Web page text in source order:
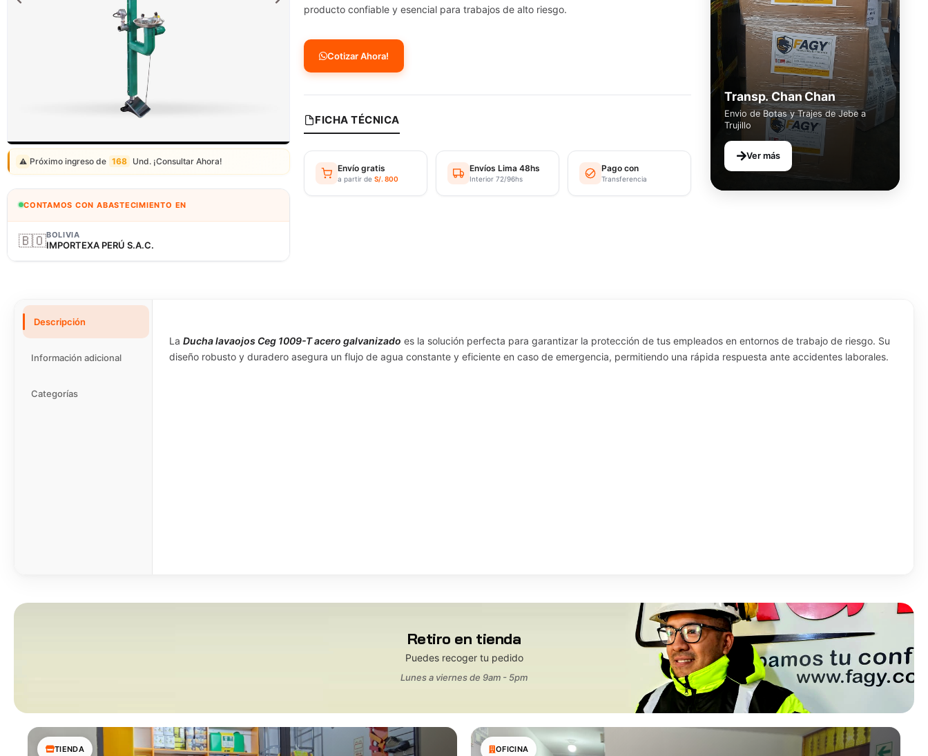
⚠️ Próximo ingreso de 168 Und. ¡Consultar Ahora!
CONTAMOS CON ABASTECIMIENTO EN
🇧🇴BOLIVIA
IMPORTEXA PERÚ S.A.C.
producto confiable y esencial para trabajos de alto riesgo.
Cotizar Ahora!
FICHA TÉCNICA
Envío gratis
a partir deS/. 800
Envíos Lima 48hs
Interior 72/96hs
Pago con
Transferencia
Transp. Chan Chan
Envio de Botas y Trajes de Jebe a
Trujillo
Ver más
Descripción
Información adicional
Categorías
La Ducha lavaojos Ceg 1009-T acero galvanizado es la solución perfecta para garantizar la protección de tus empleados en entornos de trabajo de riesgo. Su
diseño robusto y duradero asegura un flujo de agua constante y eficiente en caso de emergencia, permitiendo una rápida respuesta ante accidentes laborales.
Retiro en tienda
Puedes recoger tu pedido
Lunes a viernes de 9am - 5pm
TIENDA OFICINA